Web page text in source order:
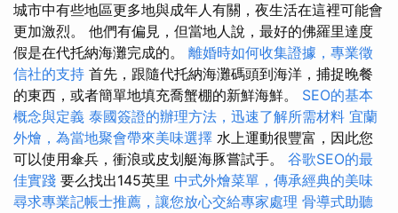
城市中有些地區更多地與成年人有關，夜生活在這裡可能會
更加激烈。 他們有偏見，但當地人說，最好的佛羅里達度
假是在代托納海灘完成的。 離婚時如何收集證據，專業徵
信社的支持 首先，跟隨代托納海灘碼頭到海洋，捕捉晚餐
的東西，或者簡單地填充喬蟹棚的新鮮海鮮。 SEO的基本
概念與定義 泰國簽證的辦理方法，迅速了解所需材料 宜蘭
外燴，為當地聚會帶來美味選擇 水上運動很豐富，因此您
可以使用傘兵，衝浪或皮划艇海豚嘗試手。 谷歌SEO的最
佳實踐 要么找出145英里 中式外燴菜單，傳承經典的美味
尋求專業記帳士推薦，讓您放心交給專家處理 骨導式助聽